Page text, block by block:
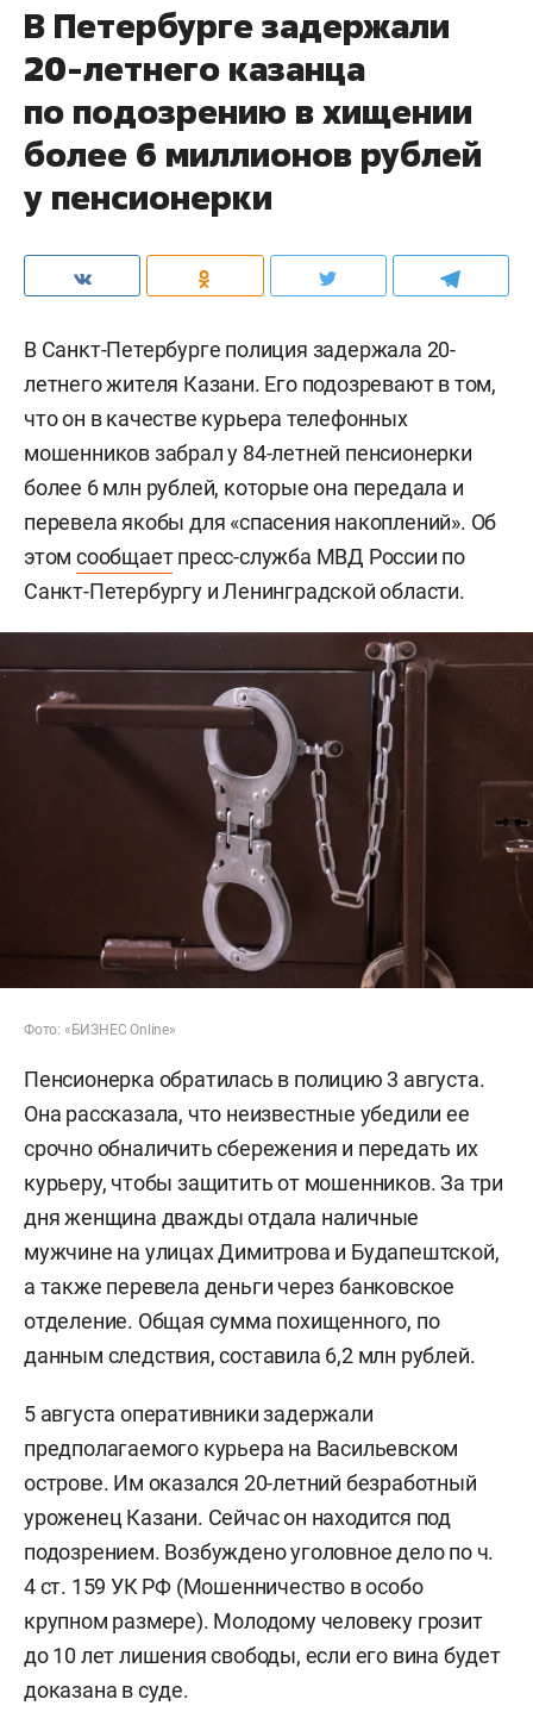
В Петербурге задержали
20-летнего казанца
по подозрению в хищении
более 6 миллионов рублей
у пенсионерки
В Санкт-Петербурге полиция задержала 20-
летнего жителя Казани. Его подозревают в том,
что он в качестве курьера телефонных
мошенников забрал у 84-летней пенсионерки
более 6 млн рублей, которые она передала и
перевела якобы для «спасения накоплений». Об
этом сообщаетпресс-служба МВД России по
Санкт-Петербургу и Ленинградской области.
Фото: «БИЗНЕС Online»
Пенсионерка обратилась в полицию 3 августа.
Она рассказала, что неизвестные убедили ее
срочно обналичить сбережения и передать их
курьеру, чтобы защитить от мошенников. За три
дня женщина дважды отдала наличные
мужчине на улицах Димитрова и Будапештской,
а также перевела деньги через банковское
отделение. Общая сумма похищенного, по
данным следствия, составила 6,2 млн рублей.
5 августа оперативники задержали
предполагаемого курьера на Васильевском
острове. Им оказался 20-летний безработный
уроженец Казани. Сейчас он находится под
подозрением. Возбуждено уголовное дело по ч.
4 ст. 159 УК РФ (Мошенничество в особо
крупном размере). Молодому человеку грозит
до 10 лет лишения свободы, если его вина будет
доказана в суде.